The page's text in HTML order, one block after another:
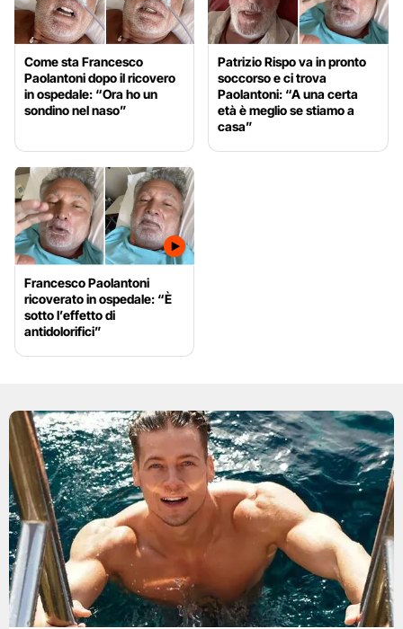
Come sta Francesco
Paolantoni dopo il ricovero
in ospedale: “Ora ho un
sondino nel naso”
Patrizio Rispo va in pronto
soccorso e ci trova
Paolantoni: “A una certa
età è meglio se stiamo a
casa”
Francesco Paolantoni
ricoverato in ospedale: “È
sotto l’effetto di
antidolorifici”